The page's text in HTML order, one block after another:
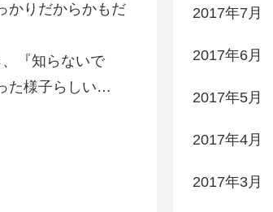
かりだからかもだ
『知らないで
た様子らしい…
2017年7月
2017年6月
2017年5月
2017年4月
2017年3月